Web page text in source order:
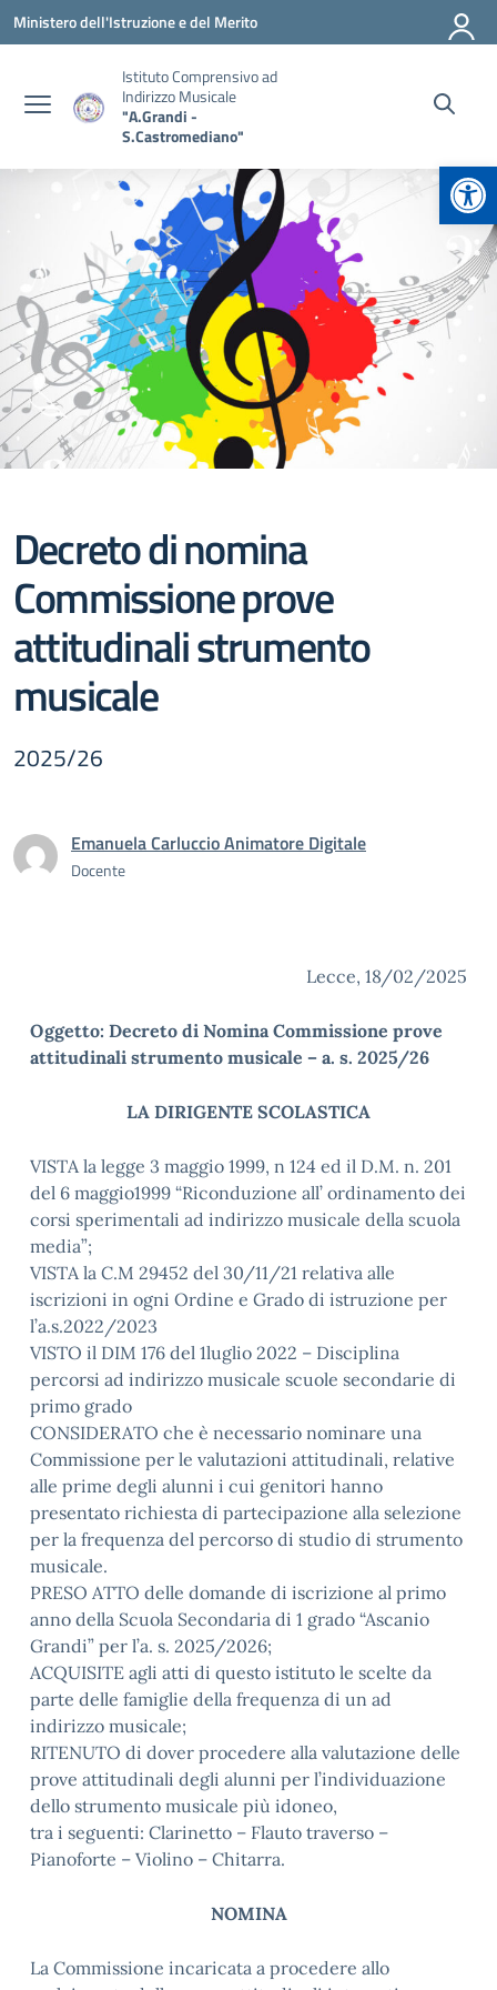
Vai ai contenuti
Vai al menu di navigazione
Vai al footer
Ministero dell'Istruzione e del Merito
Istituto Comprensivo ad
Indirizzo Musicale
"A.Grandi -
S.Castromediano"
Decreto di nomina
Commissione prove
attitudinali strumento
musicale
2025/26
Emanuela Carluccio Animatore Digitale
Docente
Lecce, 18/02/2025
Oggetto: Decreto di Nomina Commissione prove
attitudinali strumento musicale – a. s. 2025/26
LA DIRIGENTE SCOLASTICA
VISTA la legge 3 maggio 1999, n 124 ed il D.M. n. 201
del 6 maggio1999 “Riconduzione all’ ordinamento dei
corsi sperimentali ad indirizzo musicale della scuola
media”;
VISTA la C.M 29452 del 30/11/21 relativa alle
iscrizioni in ogni Ordine e Grado di istruzione per
l’a.s.2022/2023
VISTO il DIM 176 del 1luglio 2022 – Disciplina
percorsi ad indirizzo musicale scuole secondarie di
primo grado
CONSIDERATO che è necessario nominare una
Commissione per le valutazioni attitudinali, relative
alle prime degli alunni i cui genitori hanno
presentato richiesta di partecipazione alla selezione
per la frequenza del percorso di studio di strumento
musicale.
PRESO ATTO delle domande di iscrizione al primo
anno della Scuola Secondaria di 1 grado “Ascanio
Grandi” per l’a. s. 2025/2026;
ACQUISITE agli atti di questo istituto le scelte da
parte delle famiglie della frequenza di un ad
indirizzo musicale;
RITENUTO di dover procedere alla valutazione delle
prove attitudinali degli alunni per l’individuazione
dello strumento musicale più idoneo,
tra i seguenti: Clarinetto – Flauto traverso –
Pianoforte – Violino – Chitarra.
NOMINA
La Commissione incaricata a procedere allo